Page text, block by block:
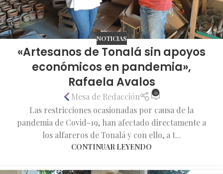
NOTICIAS
«Artesanos de Tonalá sin apoyos
económicos en pandemia»,
Rafaela Avalos
Mesa de Redacción 0
Las restricciones ocasionadas por causa de la
pandemia de Covid-19, han afectado directamente a
los alfareros de Tonalá y con ello, a t...
CONTINUAR LEYENDO